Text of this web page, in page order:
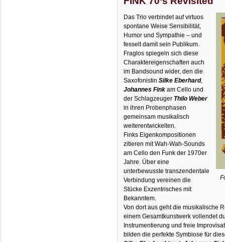
Das Trio verbindet auf virtuos
spontane Weise Sensibilität,
Humor und Sympathie – und
fesselt damit sein Publikum.
Fraglos spiegeln sich diese
Charaktereigenschaften auch
im Bandsound wider, den die
SaxofonistinSilke Eberhard,
Johannes Fink am Cello und
der Schlagzeuger Thilo Weber
in ihren Probenphasen
gemeinsam musikalisch
weiterentwickelten.
Finks Eigenkompositionen
zitieren mit Wah-Wah-Sounds
am Cello den Funk der 1970er
Jahre. Über eine
unterbewusste transzendentale
Verbindung vereinen die
Stücke Exzentrisches mit
Bekanntem.
Von dort aus geht die musikalische
einem Gesamtkunstwerk vollendet
Instrumentierung und freie
bilden die perfekte Symbiose für